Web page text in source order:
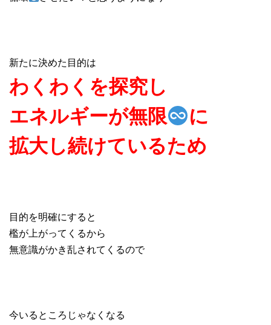
新たに決めた目的は
わくわくを探究し
エネルギーが無限
に
拡大し続けているため
目的を明確にすると
檻が上がってくるから
無意識がかき乱されてくるので
今いるところじゃなくなる